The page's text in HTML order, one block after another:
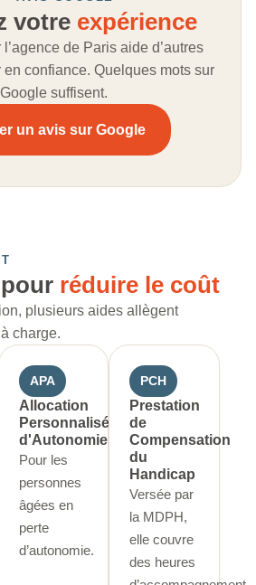
votre expérience
de Paris aide d’autres
confiance. Quelques mots sur
Google suffisent.
un avis sur Google
réduire le coût
plusieurs aides allègent
charge.
APA
Allocation
Personnalisée
d'Autonomie
Pour les
personnes
âgées en
perte
d’autonomie.
PCH
Prestation
de
Compensation
du
Handicap
Versée par
la MDPH,
elle couvre
des heures